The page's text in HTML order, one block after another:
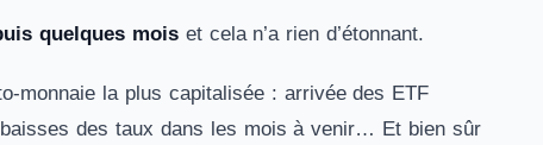
quelques moiset cela n’a rien d’étonnant.
monnaie la plus capitalisée : arrivée des ETF
des taux dans les mois à venir… Et bien sûr